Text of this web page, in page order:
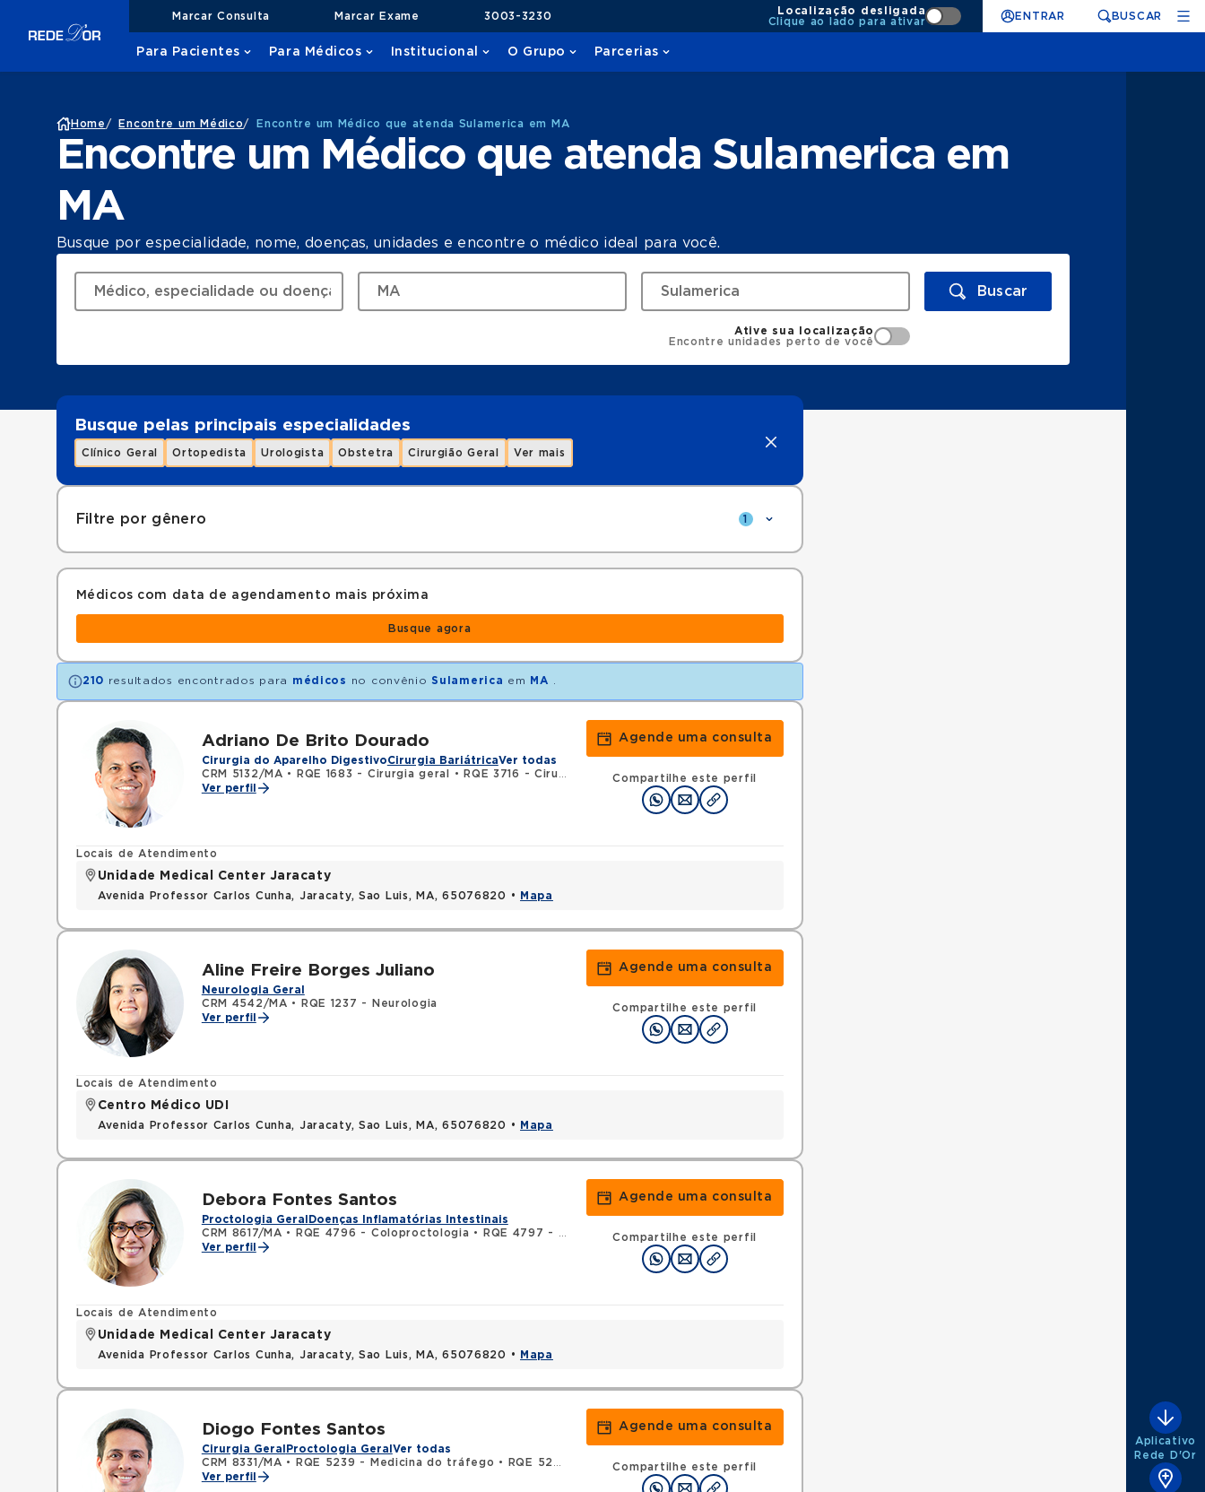
Marcar Consulta Marcar Exame 3003-3230
Localização desligada
Clique ao lado para ativar
ENTRAR BUSCAR
Para Pacientes Para Médicos Institucional O Grupo Parcerias
Home / Encontre um Médico/ Encontre um Médico que atenda Sulamerica em MA
Encontre um Médico que atenda Sulamerica em
MA
Busque por especialidade, nome, doenças, unidades e encontre o médico ideal para você.
Buscar
Ative sua localização
Encontre unidades perto de você
Busque pelas principais especialidades
Clínico Geral Ortopedista Urologista Obstetra Cirurgião Geral Ver mais
Filtre por gênero 1
Médicos com data de agendamento mais próxima
Busque agora
210 resultados encontrados para médicos no convênio Sulamerica em MA
Adriano De Brito Dourado
Cirurgia do Aparelho DigestivoCirurgia BariátricaVer todas
CRM 5132/MA • RQE 1683 - Cirurgia geral •
RQE 3716 - Cirurgia do aparelho digestivo
Ver perfil
Agende uma consulta
Compartilhe este perfil
Locais de Atendimento
Unidade Medical Center Jaracaty
Avenida Professor Carlos Cunha, Jaracaty, Sao Luis, MA, 65076820 • Mapa
Aline Freire Borges Juliano
Neurologia Geral
CRM 4542/MA •
RQE 1237 - Neurologia
Ver perfil
Agende uma consulta
Compartilhe este perfil
Locais de Atendimento
Centro Médico UDI
Avenida Professor Carlos Cunha, Jaracaty, Sao Luis, MA, 65076820 • Mapa
Debora Fontes Santos
Proctologia Geral Doenças Inflamatórias Intestinais
CRM 8617/MA • RQE 4796 - Coloproctologia • RQE 4797 - Cirurgia geral •RQE 5864 - Medicina do tráfego
Ver perfil
Agende uma consulta
Compartilhe este perfil
Locais de Atendimento
Unidade Medical Center Jaracaty
Avenida Professor Carlos Cunha, Jaracaty, Sao Luis, MA, 65076820 • Mapa
Diogo Fontes Santos
Cirurgia Geral Proctologia Geral Ver todas
CRM 8331/MA • RQE 5239 - Medicina do tráfego • RQE 5240 - Cirurgia geral • RQE 5241 - Coloproctologia
Ver perfil
Agende uma consulta
Compartilhe este perfil
Aplicativo
Rede D'Or